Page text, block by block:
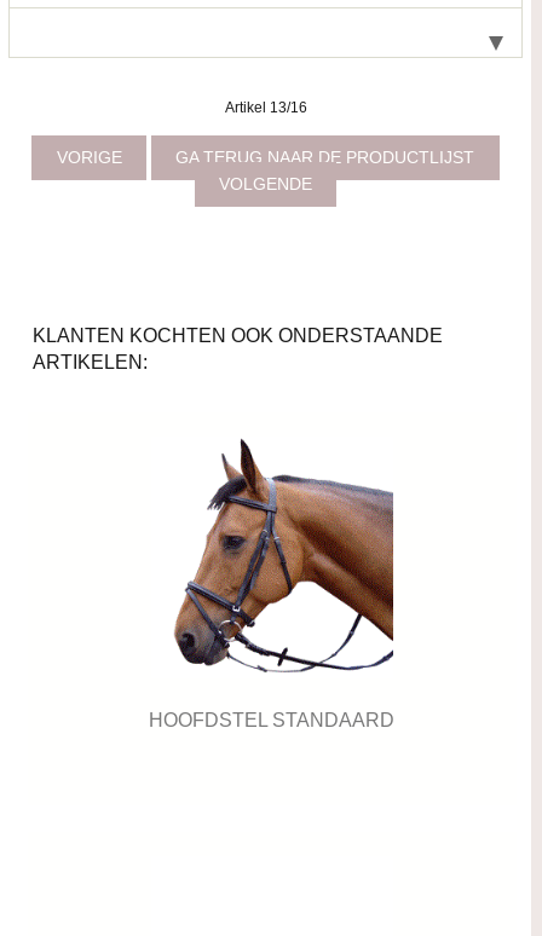
Artikel 13/16
VORIGE
GA TERUG NAAR DE PRODUCTLIJST
VOLGENDE
KLANTEN KOCHTEN OOK ONDERSTAANDE
ARTIKELEN:
HOOFDSTEL STANDAARD